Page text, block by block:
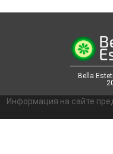
Bella
Информация на сайте